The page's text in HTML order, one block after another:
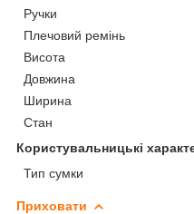
Ручки
Плечовий ремінь
Висота
Довжина
Ширина
Стан
Користувальницькі
Тип сумки
Приховати